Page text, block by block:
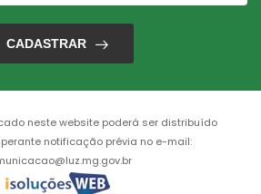
CADASTRAR
neste website poderá ser distribuído
notificação prévia no e-mail: